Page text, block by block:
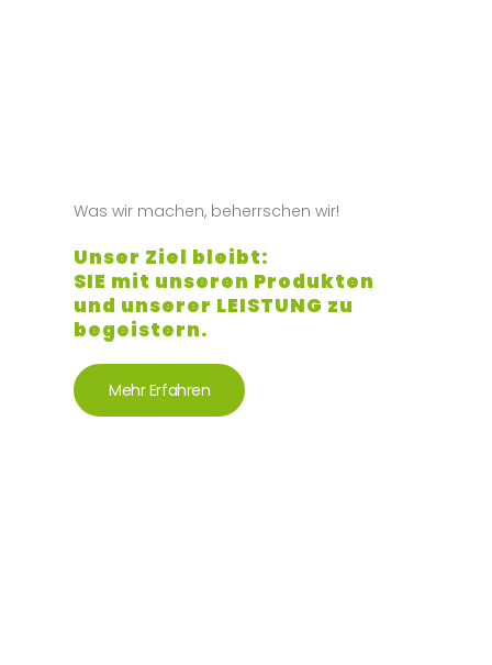
Was wir machen, beherrschen wir!
Unser Ziel bleibt:
SIE mit unseren Produkten
und unserer LEISTUNG zu
begeistern.
Mehr Erfahren